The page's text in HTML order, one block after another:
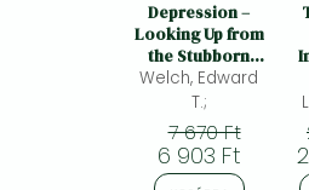
Depression –
Looking Up from
the Stubborn
Darkness:
Looking Up from
the Stubborn
Darkness
Welch, Edward
T.;
7 670 Ft
6 903 Ft